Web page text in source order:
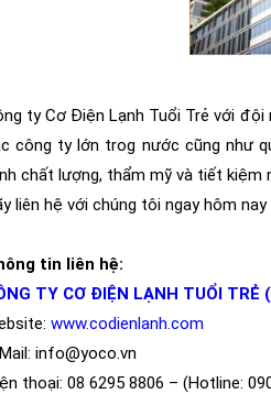
ty Cơ Điện Lạnh Tuổi Trẻ với đội
công ty lớn trog nước cũng như
chất lượng, thẩm mỹ và tiết kiệm
liên hệ với chúng tôi ngay hôm
tin liên hệ:
TY CƠ ĐIỆN LẠNH TUỔI TRẺ
www.codienlanh.com
info@yoco.vn
thoại: 08 6295 8806 – (Hotline: